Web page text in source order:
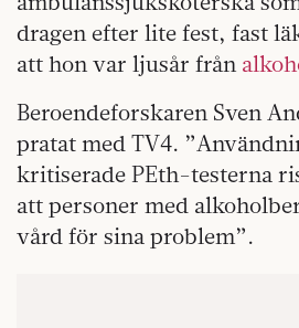
dragen efter lite fest, fast
att hon var ljusår från
Beroendeforskaren Sven
pratat med TV4.
kritiserade PEth-testerna
att personer med
vård för sina problem”.